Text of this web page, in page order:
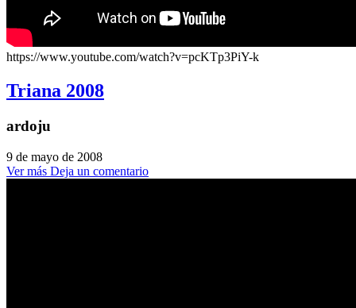
https://www.youtube.com/watch?v=pcKTp3PiY-k
Triana 2008
ardoju
9 de mayo de 2008
Ver más Deja un comentario